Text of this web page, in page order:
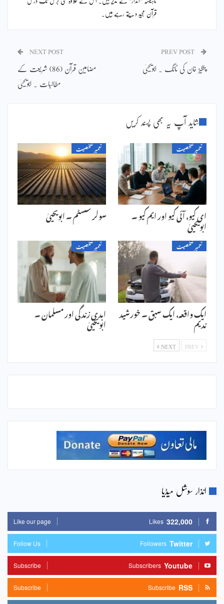
قرآن مجید دیتے رہے ہیں۔
چنگیز خان کی ٹانگ ۔ ابویحییٰ
NEXT POST
مضامین قرآن (86) شریعت کے
مطالبات ۔ ابویحییٰ
شاید آپ یہ بھی پسند کریں
تعمیر شخصیت
ای کیو، آئی کیو اور ایم کیو ۔
ابویحییٰ
تعمیر شخصیت
سولر سسٹم ۔ ابویحییٰ
تعمیر شخصیت
ایک واقعہ، ایک سبق ۔ خورشید
ندیم
تعمیر شخصیت
ابدی زندگی اور مسلمان ۔
ابویحییٰ
NEXT
انذار سوشل میڈیا
322,000
Likes
Like our page
Twitter
Followers
Follow Us
Youtube
Subscribers
Subscribe
RSS
Subscribe
Subscribe